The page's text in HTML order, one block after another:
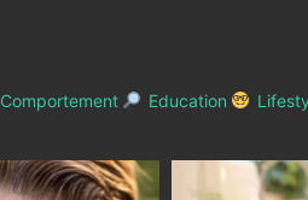
Comportement Education